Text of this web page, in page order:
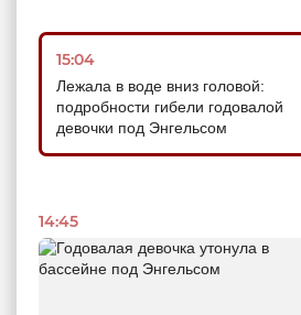
15:04
Лежала в воде вниз головой:
подробности гибели годовалой
девочки под Энгельсом
14:45